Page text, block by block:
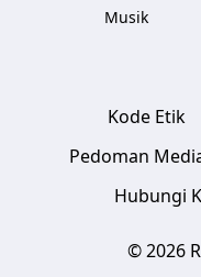
Musik
Kode Etik
Pedoman
Hubungi
© 2026